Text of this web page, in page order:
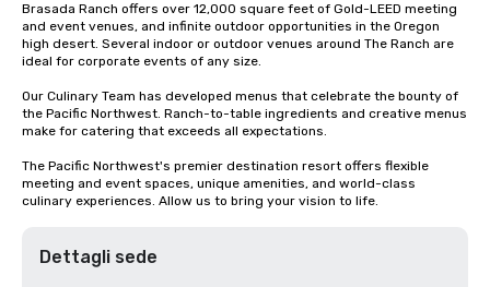
Brasada Ranch offers over 12,000 square feet of Gold-LEED meeting
and event venues, and infinite outdoor opportunities in the Oregon
high desert. Several indoor or outdoor venues around The Ranch are
ideal for corporate events of any size.
Our Culinary Team has developed menus that celebrate the bounty of
the Pacific Northwest. Ranch-to-table ingredients and creative menus
make for catering that exceeds all expectations.
The Pacific Northwest's premier destination resort offers flexible
meeting and event spaces, unique amenities, and world-class
culinary experiences. Allow us to bring your vision to life.
Dettagli sede